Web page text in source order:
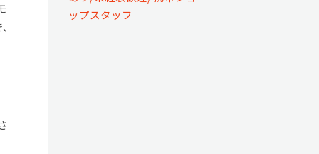
ップスタッフ